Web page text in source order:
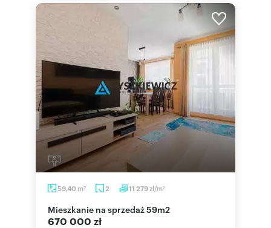
59,40 m2 2 11 279zł/m2
mieszkanie na sprzedaż 59m2
670 000 zł